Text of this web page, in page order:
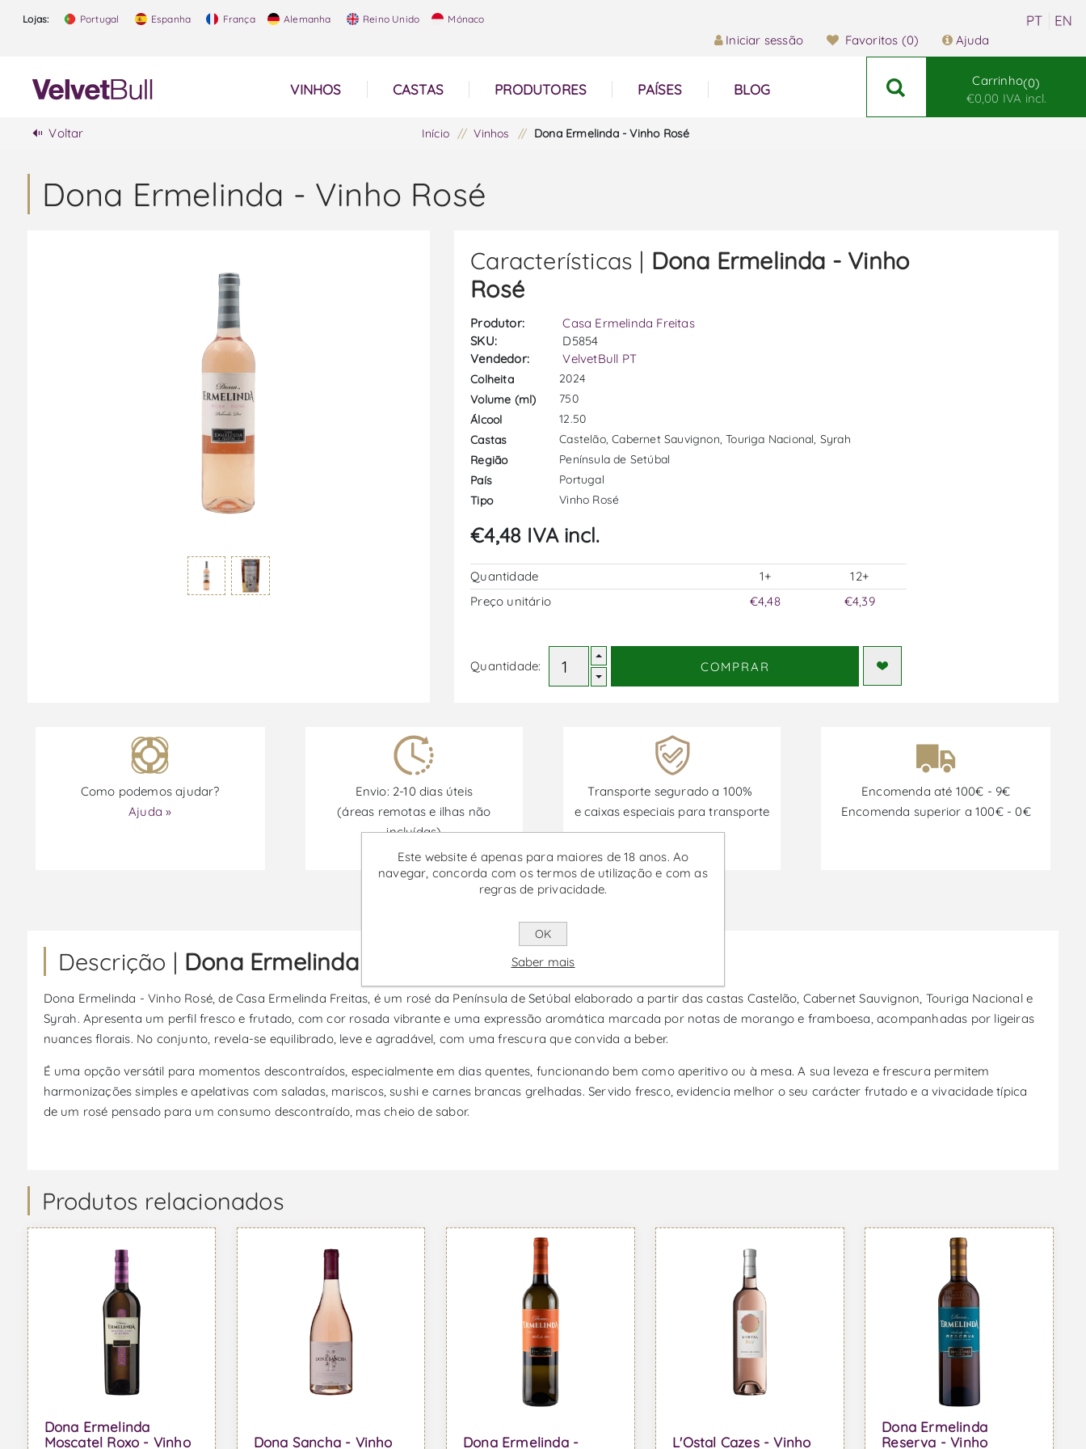
Lojas: Portugal Espanha França Alemanha Reino Unido Mónaco
Iniciar sessão Favoritos (0) Ajuda
VINHOS CASTAS PRODUTORES PAÍSES BLOG
Carrinho 0
€0,00 IVA incl.
Voltar Início / Vinhos / Dona Ermelinda - Vinho Rosé
Dona Ermelinda - Vinho Rosé
Características | Dona Ermelinda - Vinho
Rosé
Produtor:
Casa Ermelinda Freitas
SKU:
D5854
Vendedor:
VelvetBull PT
Colheita
2024
Volume (ml)
750
Álcool
12.50
Castas
Castelão, Cabernet Sauvignon, Touriga Nacional, Syrah
Região
Península de Setúbal
País
Portugal
Tipo
Vinho Rosé
€4,48 IVA incl.
Quantidade 1+
12+
Preço unitário
€4,48 €4,39
Quantidade: COMPRAR
Como podemos ajudar?
Ajuda »
Envio: 2-10 dias úteis
(áreas remotas e ilhas não
incluídas)
Transporte segurado a 100%
e caixas especiais para transporte
Encomenda até 100€ - 9€
Encomenda superior a 100€ - 0€
Promoções disponíveis de 30/06/2026 a 30/09/2026
Descrição | Dona Ermelinda - Vinho Rosé
Dona Ermelinda - Vinho Rosé, de Casa Ermelinda Freitas, é um rosé da Península de Setúbal elaborado a partir das castas Castelão, Cabernet Sauvignon, Touriga Nacional e
Syrah. Apresenta um perfil fresco e frutado, com cor rosada vibrante e uma expressão aromática marcada por notas de morango e framboesa, acompanhadas por ligeiras
nuances florais. No conjunto, revela-se equilibrado, leve e agradável, com uma frescura que convida a beber.
É uma opção versátil para momentos descontraídos, especialmente em dias quentes, funcionando bem como aperitivo ou à mesa. A sua leveza e frescura permitem
harmonizações simples e apelativas com saladas, mariscos, sushi e carnes brancas grelhadas. Servido fresco, evidencia melhor o seu carácter frutado e a vivacidade típica
de um rosé pensado para um consumo descontraído, mas cheio de sabor.
Produtos relacionados
Dona Ermelinda
Moscatel Roxo - Vinho
Dona Sancha - Vinho
Dona Ermelinda -
L'Ostal Cazes - Vinho
Dona Ermelinda
Reserva - Vinho
Este website é apenas para maiores de 18 anos. Ao
navegar, concorda com os termos de utilização e com as
regras de privacidade.
OK
Saber mais